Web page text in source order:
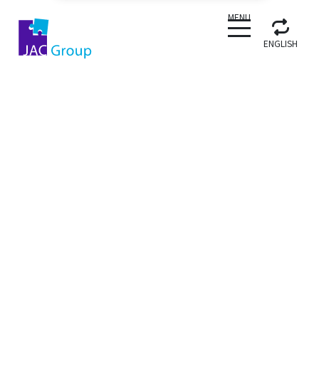
MENU
ENGLISH